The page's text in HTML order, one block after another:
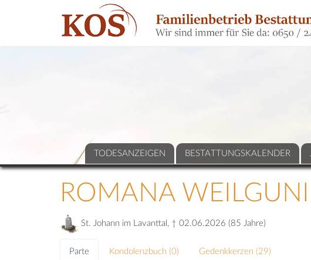
TODESANZEIGEN BESTATTUNGSKALENDER
ROMANA WEILGUNI
St. Johann im Lavanttal, † 02.06.2026 (85 Jahre)
Parte Kondolenzbuch (0) Gedenkkerzen (29)